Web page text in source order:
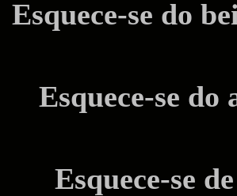
Esquece-se do
Esquece-se
Esquece-se